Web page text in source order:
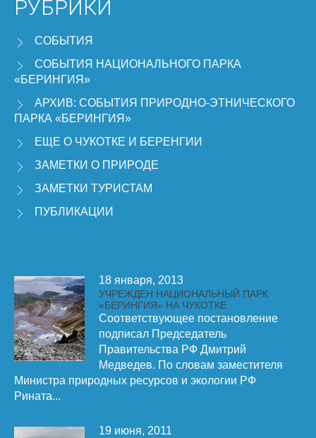
РУБРИКИ
СОБЫТИЯ
СОБЫТИЯ НАЦИОНАЛЬНОГО ПАРКА
«БЕРИНГИЯ»
АРХИВ: СОБЫТИЯ ПРИРОДНО-ЭТНИЧЕСКОГО
ПАРКА «БЕРИНГИЯ»
ЕЩЕ О ЧУКОТКЕ И БЕРЕНГИИ
ЗАМЕТКИ О ПРИРОДЕ
ЗАМЕТКИ ТУРИСТАМ
ПУБЛИКАЦИИ
18 января, 2013
УЧРЕЖДЕН НАЦИОНАЛЬНЫЙ ПАРК
«БЕРИНГИЯ» НА ЧУКОТКЕ
Соответствующее постановление
подписал Председатель
Правительства РФ Дмитрий
Медведев. По словам заместителя
Министра природных ресурсов и экологии РФ
Рината...
19 июня, 2011